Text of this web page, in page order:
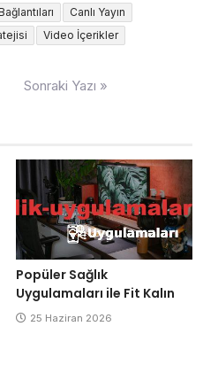
Canlı Yayın
Video İçerikler
Sonraki Yazı »
Popüler Sağlık
Uygulamaları ile Fit Kalın
25 Haziran 2026